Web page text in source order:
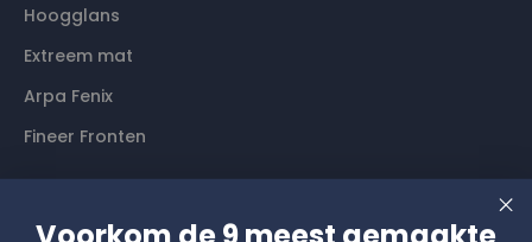
Hoogglans
Extreem mat
Arpa Fenix
Fineer Fronten
Contact